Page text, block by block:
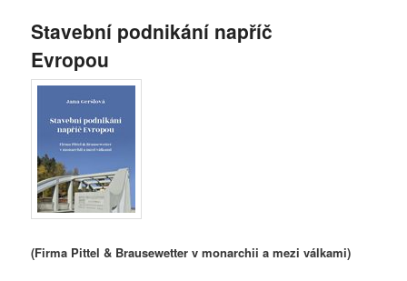
Stavební podnikání napříč
Evropou
(Firma Pittel & Brausewetter v monarchii a mezi válkami)